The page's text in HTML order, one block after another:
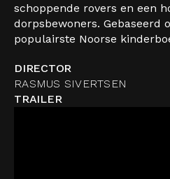
schoppende rovers en een
dorpsbewoners. Gebaseerd
populairste Noorse
DIRECTOR
RASMUS SIVERTSEN
TRAILER